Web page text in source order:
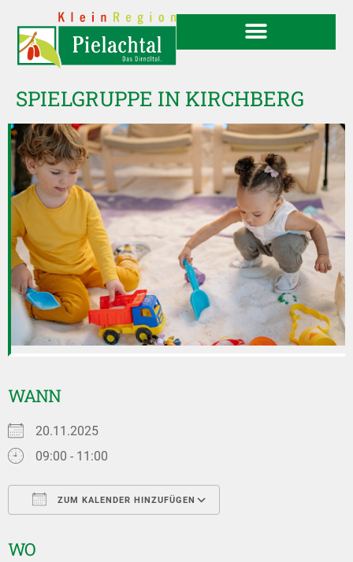
SPIELGRUPPE IN KIRCHBERG
WANN
20.11.2025
09:00 - 11:00
ZUM KALENDER HINZUFÜGEN
WO